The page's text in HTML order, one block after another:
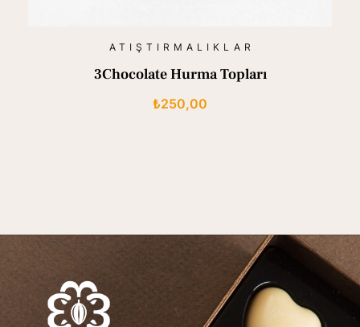
ATIŞTIRMALIKLAR
3Chocolate Hurma Topları
₺250,00